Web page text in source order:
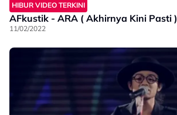
HIBUR VIDEO TERKINI
AFkustik - ARA ( Akhirnya Kini Pasti )
11/02/2022